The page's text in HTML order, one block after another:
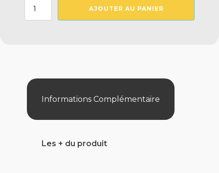
quantité
Concrete/Pool
Vac
Concrete
AJOUTER AU PANIER
Informations Complémentaire
Les + du produit